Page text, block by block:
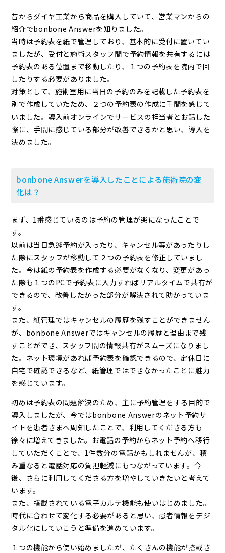
昔からダイヤ工業から商品を購入していて、営業マンからの
紹介でbonbone Answerを知りました。
当時は予約表を紙で管理しており、基本的に受付に置いてい
ましたが、受付と施術スタッフ間で予約情報を共有するには
予約表のある位置まで移動したり、１つの予約表を院内で回
したりする必要がありました。
対策として、施術室用に当日の予約のみを記載した予約表を
別で作成していたため、２つの予約表の作成に手間を感じて
いました。導入前オンラインでサービスの担当者とお話した
際に、手間に感じている部分が改善できるかと思い、導入を
決めました。
bonbone Answerを導⼊したことによる施術院の変
化は？
まず、1番感じているのは予約の管理が楽になったことで
す。
以前は当日急遽予約が入ったり、キャンセル等があったりし
た際にスタッフが移動して２つの予約表を修正していまし
た。今は紙の予約表を作成する必要がなくなり、変更があっ
た際も１つのPCで予約表に入力すればリアルタイムで共有が
できるので、改善したかった部分が解決されて助かっていま
す。
また、紙管理ではキャンセルの履歴を残すことができません
が、bonbone Answerではキャンセルの履歴と理由まで残
すことができ、スタッフ間の情報共有がスムーズになりまし
た。ネット環境があれば予約表を確認できるので、定休日に
自宅で確認できるなど、紙管理ではできなかったことに魅力
を感じています。
初めは予約表の問題解決のため、主に予約管理をする目的で
導入しましたが、今ではbonbone Answerのネット予約サ
イトを患者さまへ周知したことで、利用してくださる方も
徐々に増えてきました。お電話の予約からネット予約へ移行
していただくことで、1件数分の電話かもしれませんが、積
み重なると電話対応の負担軽減にもつながっています。今
後、さらに利用してくださる方を増やしていきたいと考えて
います。
また、搭載されている電子カルテ機能も使いはじめました。
時代に合わせて変化する必要があると思い、患者情報をデジ
タル化にしていこうと準備を進めています。
１つの機能から使い始めましたが、たくさんの機能が搭載さ